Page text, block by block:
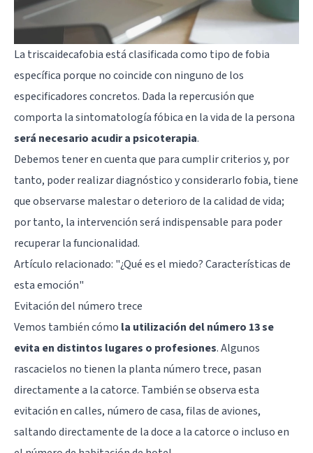
La triscaidecafobia está clasificada como tipo de fobia
específica porque no coincide con ninguno de los
especificadores concretos. Dada la repercusión que
comporta la sintomatología fóbica en la vida de la persona
será necesario acudir a psicoterapia.
Debemos tener en cuenta que para cumplir criterios y, por
tanto, poder realizar diagnóstico y considerarlo fobia, tiene
que observarse malestar o deterioro de la calidad de vida;
por tanto, la intervención será indispensable para poder
recuperar la funcionalidad.
Artículo relacionado: "¿Qué es el miedo? Características de
esta emoción"
Evitación del número trece
Vemos también cómo la utilización del número 13 se
evita en distintos lugares o profesiones. Algunos
rascacielos no tienen la planta número trece, pasan
directamente a la catorce. También se observa esta
evitación en calles, número de casa, filas de aviones,
saltando directamente de la doce a la catorce o incluso en